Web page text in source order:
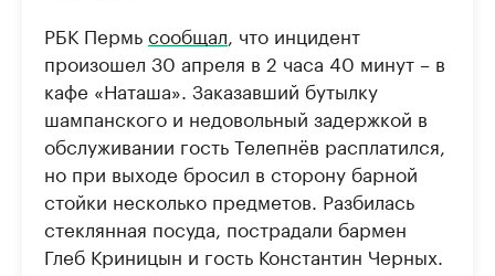
РБК Пермьсообщал , что инцидент
произошел 30 апреля в 2 часа 40 минут – в
кафе «Наташа». Заказавший бутылку
шампанского и недовольный задержкой в
обслуживании гость Телепнёв расплатился,
но при выходе бросил в сторону барной
стойки несколько предметов. Разбилась
стеклянная посуда, пострадали бармен
Глеб Криницын и гость Константин Черных.